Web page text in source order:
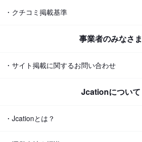
・クチコミ掲載基準
事業者のみなさま
・サイト掲載に関するお問い合わせ
Jcationについて
・Jcationとは？